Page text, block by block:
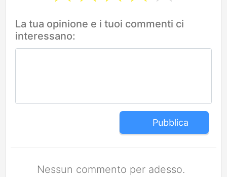
La tua opinione e i tuoi commenti ci
interessano:
Pubblica
Nessun commento per adesso.